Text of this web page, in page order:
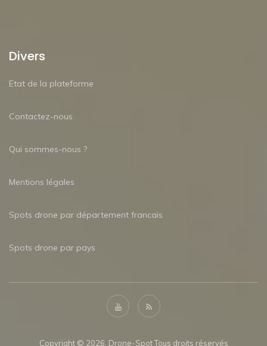
Divers
Etat de la plateforme
Contactez-nous
Qui sommes-nous ?
Mentions légales
Spots drone par département francais
Spots drone par pays
Copyright © 2026. Drone-Spot Tous droits réservés